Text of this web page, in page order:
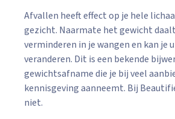
Afvallen heeft effect op je hele
gezicht. Naarmate het gewicht
verminderen in je wangen en kan je
veranderen. Dit is een bekende
gewichtsafname die je bij veel
kennisgeving aanneemt. Bij
niet.